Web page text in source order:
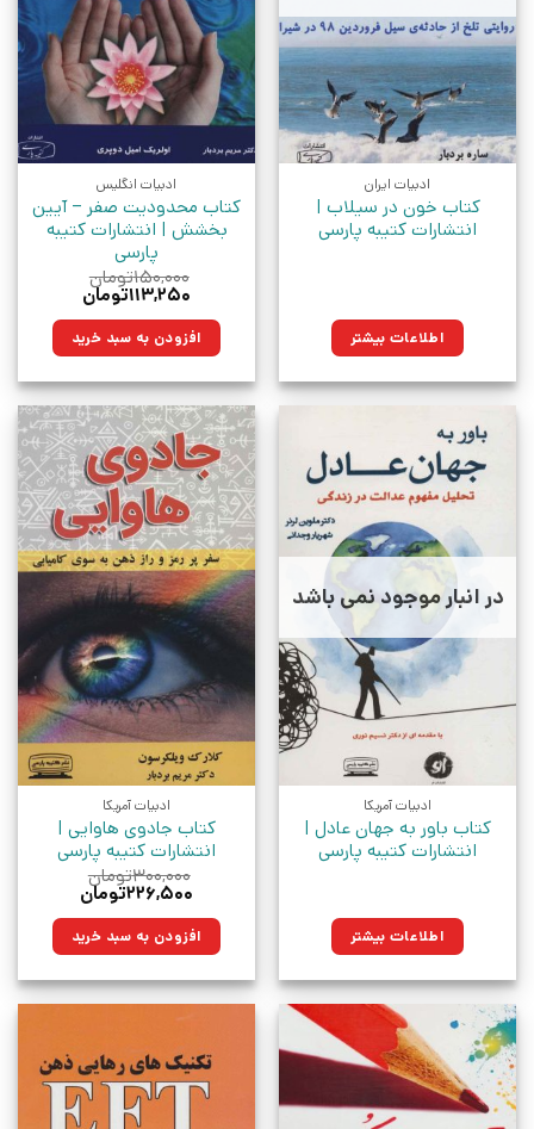
ادبیات ایران
کتاب خون در سیلاب |
انتشارات کتیبه پارسی
اطلاعات بیشتر
ادبیات انگلیس
کتاب محدودیت صفر – آیین
بخشش | انتشارات کتیبه
پارسی
۱۵۰,۰۰۰تومان
قیمت
۱۵۰,۰۰۰تومان
بود.
۱۱۳,۲۵۰تومان
۱۱۳,۲۵۰تومان.افزودن به سبد خرید
در انبار موجود نمی باشد
ادبیات آمریکا
کتاب باور به جهان عادل |
انتشارات کتیبه پارسی
اطلاعات بیشتر
ادبیات آمریکا
کتاب جادوی هاوایی |
انتشارات کتیبه پارسی
۳۰۰,۰۰۰تومان
قیمت
۳۰۰,۰۰۰تومان
بود.
۲۲۶,۵۰۰تومان
۲۲۶,۵۰۰تومان.افزودن به سبد خرید